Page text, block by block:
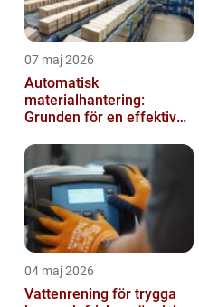
07 maj 2026
Automatisk
materialhantering:
Grunden för en effektiv
04 maj 2026
Vattenrening för trygga